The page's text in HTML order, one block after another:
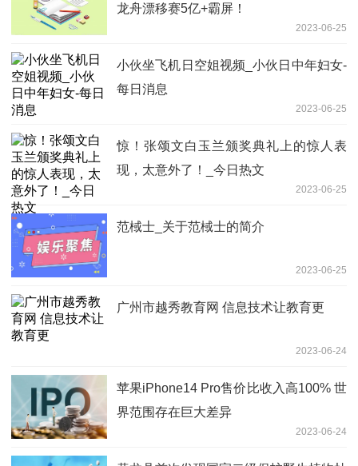
龙舟漂移赛5亿+霸屏！
2023-06-25
小伙坐飞机日空姐视频_小伙日中年妇女-
每日消息
2023-06-25
惊！张颂文白玉兰颁奖典礼上的惊人表
现，太意外了！_今日热文
2023-06-25
范棫士_关于范棫士的简介
2023-06-25
广州市越秀教育网 信息技术让教育更
2023-06-24
苹果iPhone14 Pro售价比收入高100% 世
界范围存在巨大差异
2023-06-24